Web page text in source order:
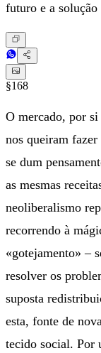
futuro e a solução
§168
O mercado, por si
nos queiram
se dum
as mesmas
neoliberalismo
recorrendo à
«gotejamento» –
resolver os
suposta
esta, fonte de
tecido social. Por